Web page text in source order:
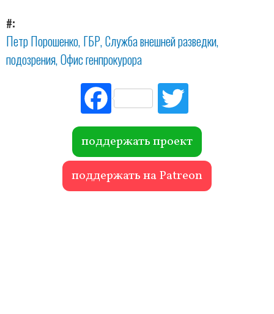
#
Петр Порошенко ГБР Служба внешней разведки
подозрения Офис генпрокурора
Fac
ebo
ok r
поддержать проект
поддержать на Patreon